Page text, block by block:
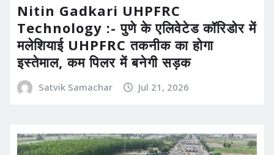
Nitin Gadkari UHPFRC
Technology :- पुणे के एलिवेटेड कॉरिडोर में
मलेशियाई UHPFRC तकनीक का होगा
इस्तेमाल, कम पिलर में बनेगी सड़क
Satvik Samachar Jul 21, 2026